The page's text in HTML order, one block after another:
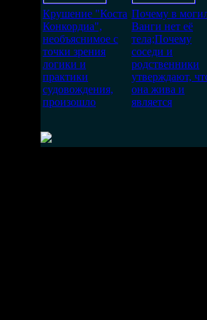
Крушение "Коста
Конкордиа",
необъяснимое с
точки зрения
логики и
практики
судовождения,
произошло
Почему в
Ванги нет её
тела;Почему
соседи и
родственники
утверждают,
она жива и
является